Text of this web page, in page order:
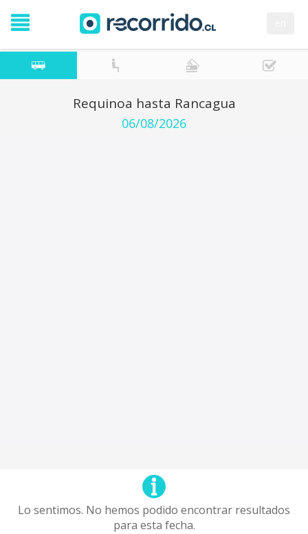
Requinoa hasta Rancagua
06/08/2026
Lo sentimos. No hemos podido encontrar resultados
para esta fecha.